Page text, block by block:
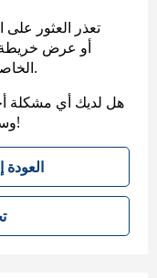
تعذر العثور
الخاصة بنا لمساعدتك في العثور على ما تريد.
هل لديك أي مشكلة
وسنعاود التواصل معك. شكرًا على صبرك!
تحديث الصفحة